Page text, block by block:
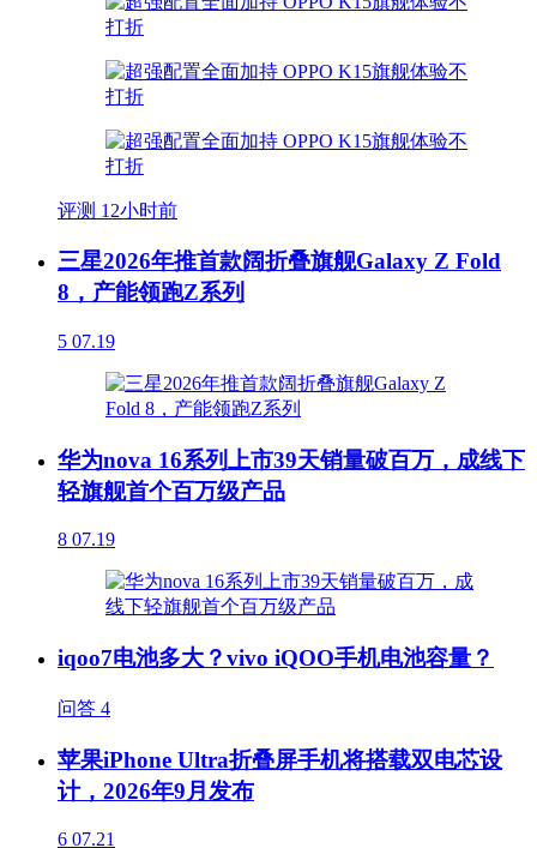
评测 12小时前
三星2026年推首款阔折叠旗舰Galaxy Z Fold
8，产能领跑Z系列
5 07.19
华为nova 16系列上市39天销量破百万，成线下
轻旗舰首个百万级产品
8 07.19
iqoo7电池多大？vivo iQOO手机电池容量？
问答 4
苹果iPhone Ultra折叠屏手机将搭载双电芯设
计，2026年9月发布
6 07.21